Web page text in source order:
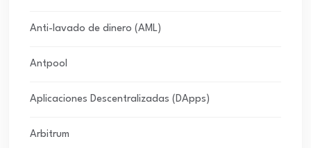
Anti-lavado de dinero (AML)
Antpool
Aplicaciones Descentralizadas (DApps)
Arbitrum